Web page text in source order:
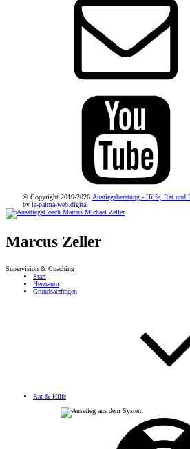
© Copyright 2019-2026 Austiegsberatung - Hilfe, Rat und
by la-palma-web.digital
Marcus Zeller
Supervision & Coaching
Start
Herzraum
Grundsatzfragen
Rat & Hilfe